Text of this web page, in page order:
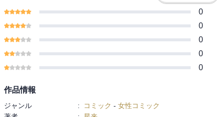
0
0
0
0
0
作品情報
ジャンル : コミック - 女性コミック